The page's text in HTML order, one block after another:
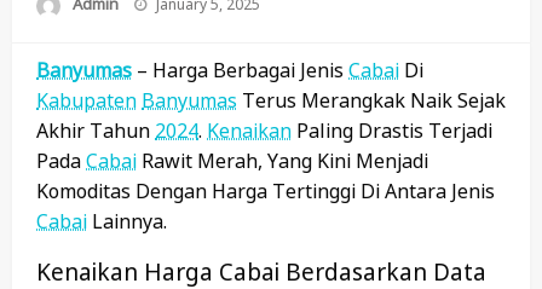
January 5, 2025
Banyumas – Harga Berbagai Jenis Cabai Di
Kabupaten Banyumas Terus Merangkak Naik Sejak
Akhir Tahun 2024. Kenaikan Paling Drastis Terjadi
PadaCabai Rawit Merah, Yang Kini Menjadi
Komoditas Dengan Harga Tertinggi Di Antara Jenis
Cabai Lainnya.
Kenaikan Harga Cabai Berdasarkan Data